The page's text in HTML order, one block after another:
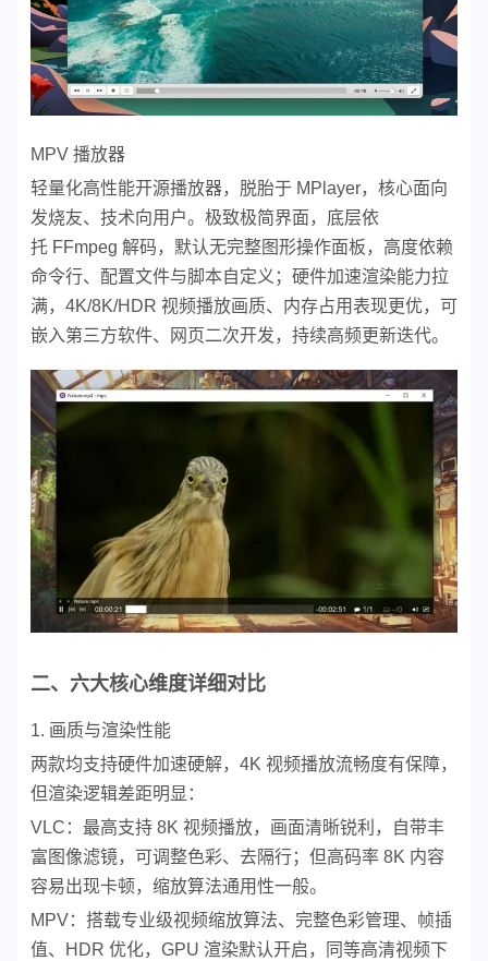
MPV 播放器
轻量化高性能开源播放器，脱胎于 MPlayer，核心面向
发烧友、技术向用户。极致极简界面，底层依
托 FFmpeg 解码，默认无完整图形操作面板，高度依赖
命令行、配置文件与脚本自定义；硬件加速渲染能力拉
满，4K/8K/HDR 视频播放画质、内存占用表现更优，可
嵌入第三方软件、网页二次开发，持续高频更新迭代。
二、六大核心维度详细对比
1. 画质与渲染性能
两款均支持硬件加速硬解，4K 视频播放流畅度有保障，
但渲染逻辑差距明显：
VLC：最高支持 8K 视频播放，画面清晰锐利，自带丰
富图像滤镜，可调整色彩、去隔行；但高码率 8K 内容
容易出现卡顿，缩放算法通用性一般。
MPV：搭载专业级视频缩放算法、完整色彩管理、帧插
值、HDR 优化，GPU 渲染默认开启，同等高清视频下